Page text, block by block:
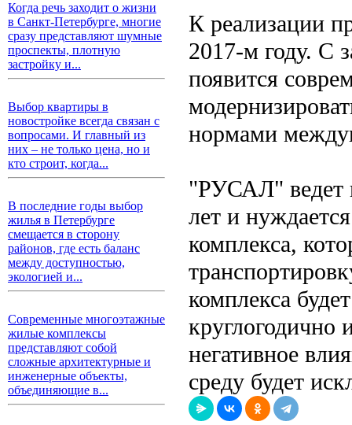
Когда речь заходит о жизни
в Санкт-Петербурге, многие
сразу представляют шумные
проспекты, плотную
застройку и...
Выбор квартиры в
новостройке всегда связан с
вопросами. И главный из
них – не только цена, но и
кто строит, когда...
В последние годы выбор
жилья в Петербурге
смещается в сторону
районов, где есть баланс
между доступностью,
экологией и...
Современные многоэтажные
жилые комплексы
представляют собой
сложные архитектурные и
инженерные объекты,
объединяющие в...
К реализации
2017-м году. С
появится
нормами
"РУСАЛ" ведет
лет и
комплекса,
комплекса
круглогодично
негативное
среду будет